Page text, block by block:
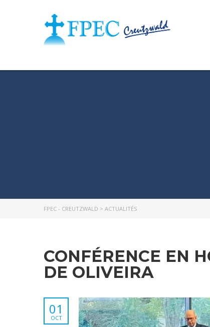
FPEC - CREUTZWALD > ACTUALITÉS
CONFÉRENCE EN
DE OLIVEIRA
01
OCT